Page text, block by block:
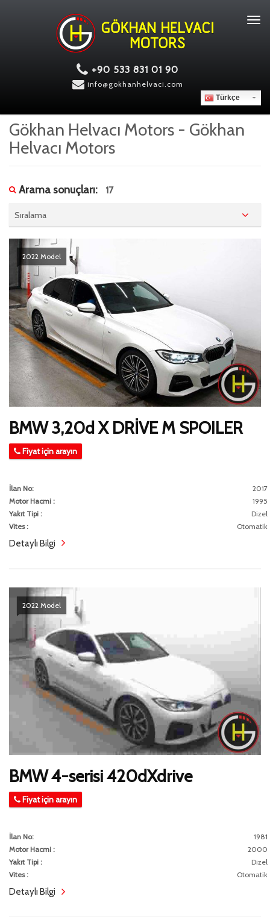
+90 533 831 01 90
info@gokhanhelvaci.com
Türkçe
Gökhan Helvacı Motors - Gökhan
Helvacı Motors
Arama sonuçları: 17
Sıralama
2022 Model
BMW 3,20d X DRİVE M SPOILER
Fiyat için arayın
İlan No:
2017
Motor Hacmi :
1995
Yakıt Tipi :
Dizel
Vites :
Otomatik
Detaylı Bilgi
2022 Model
BMW 4-serisi 420dXdrive
Fiyat için arayın
İlan No:
1981
Motor Hacmi :
2000
Yakıt Tipi :
Dizel
Vites :
Otomatik
Detaylı Bilgi